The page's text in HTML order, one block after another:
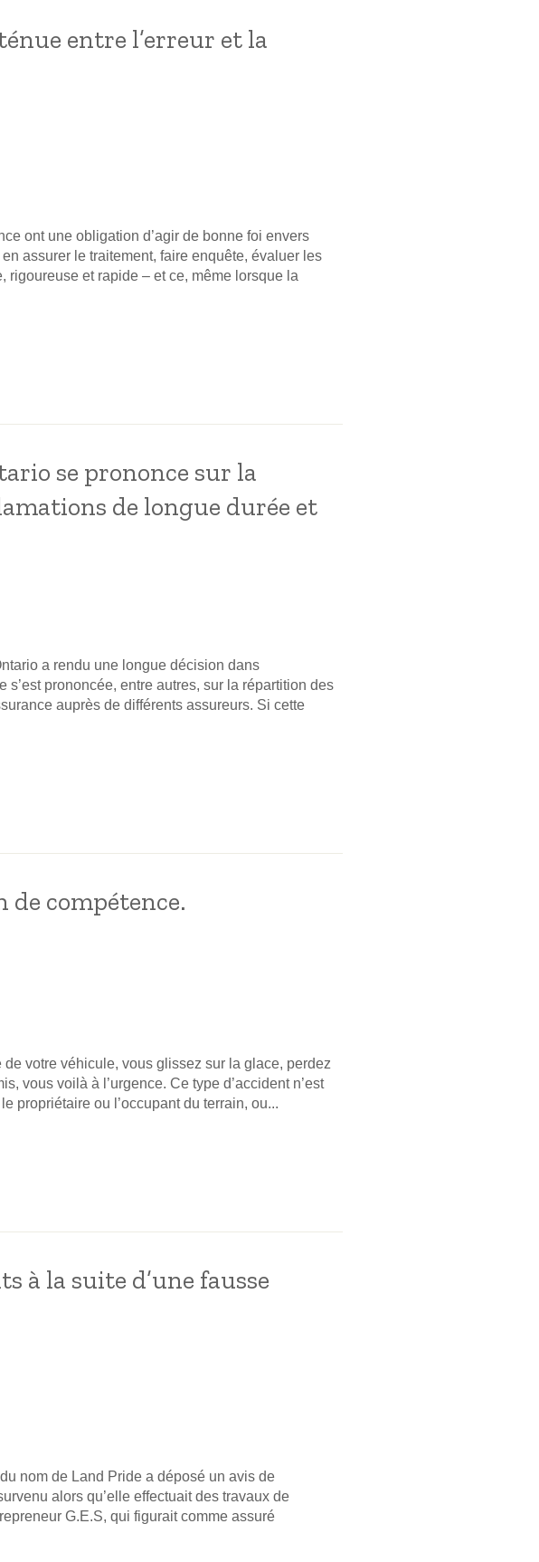
entre l’erreur et la
ont une obligation d’agir de bonne foi envers
assurer le traitement, faire enquête, évaluer les
et rapide – et ce, même lorsque la
se prononce sur la
de longue durée et
a rendu une longue décision dans
prononcée, entre autres, sur la répartition des
auprès de différents assureurs. Si cette
de compétence.
de votre véhicule, vous glissez sur la glace, perdez
vous voilà à l’urgence. Ce type d’accident n’est
propriétaire ou l’occupant du terrain, ou...
à la suite d’une fausse
nom de Land Pride a déposé un avis de
alors qu’elle effectuait des travaux de
G.E.S, qui figurait comme assuré